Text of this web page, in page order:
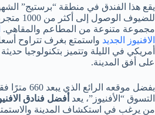
يقع هذا الفندق في منطقة “برستيج”
للضيوف
مجموعة متنوعة من المطاعم والمقاهي.
الافنيوز الجديد
أمريكي في الليلة وتتميز بتكنولوجيا
على أفق المدينة.
بفضل موقعه
التسوق “الأفنيوز”، يعد أفضل فنادق
من يرغب في استكشاف المدينة